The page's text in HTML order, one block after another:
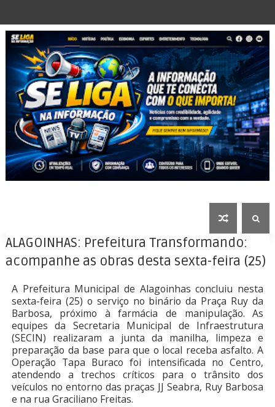
ALAGOINHAS: Prefeitura Transformando:
acompanhe as obras desta sexta-feira (25)
A Prefeitura Municipal de Alagoinhas concluiu nesta
sexta-feira (25) o serviço no binário da Praça Ruy da
Barbosa, próximo à farmácia de manipulação. As
equipes da Secretaria Municipal de Infraestrutura
(SECIN) realizaram a junta da manilha, limpeza e
preparação da base para que o local receba asfalto. A
Operação Tapa Buraco foi intensificada no Centro,
atendendo a trechos críticos para o trânsito dos
veículos no entorno das praças JJ Seabra, Ruy Barbosa
e na rua Graciliano Freitas.